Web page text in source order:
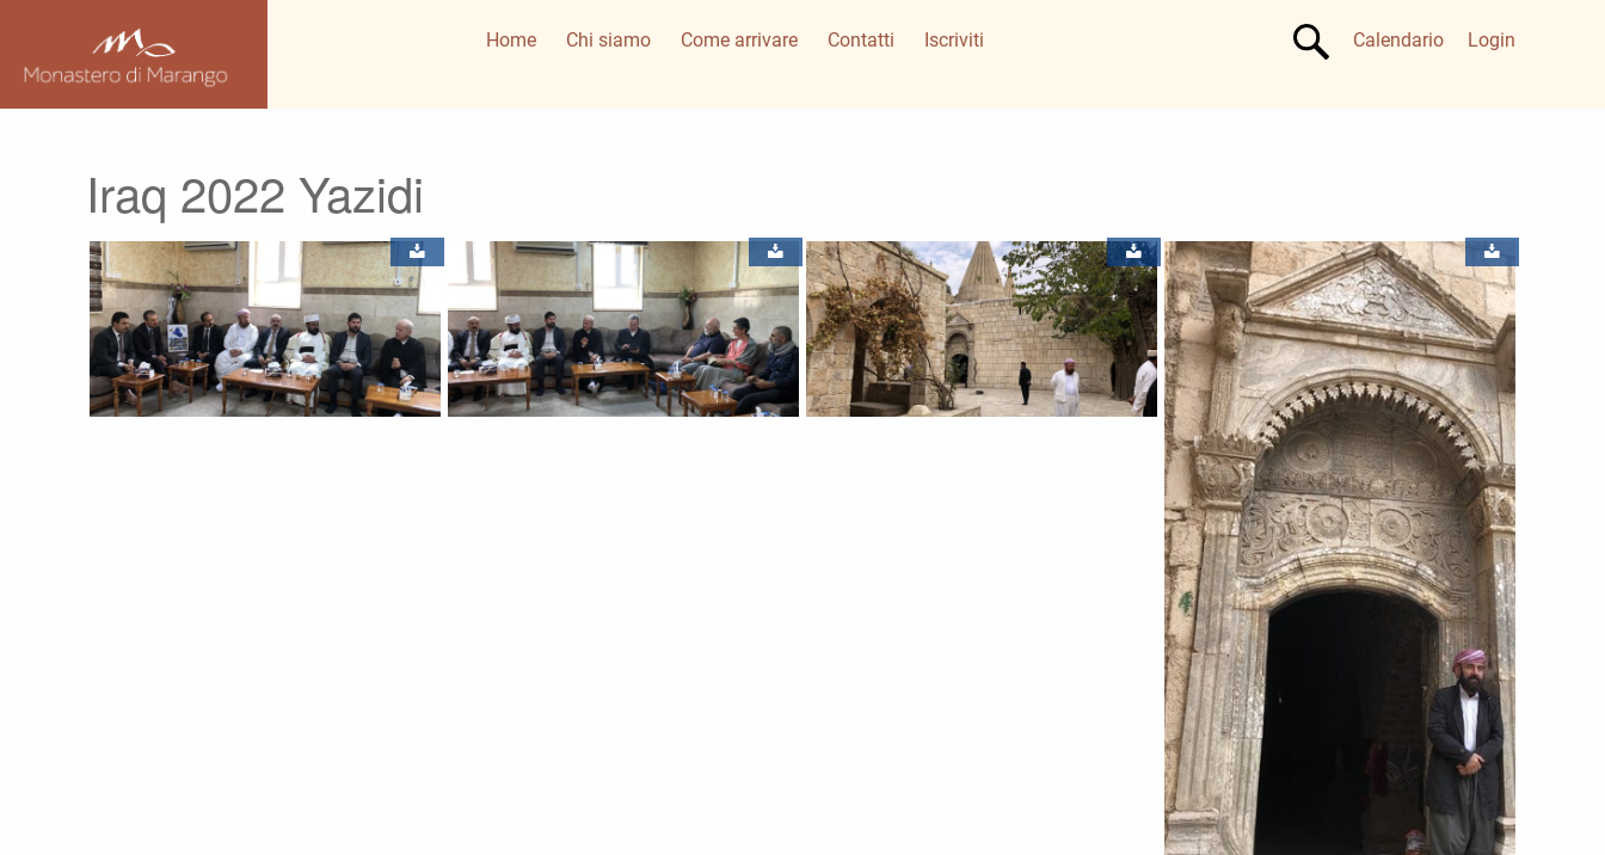
Home Chi siamo Come arrivare Contatti Iscriviti Calendario Login
Iraq 2022 Yazidi